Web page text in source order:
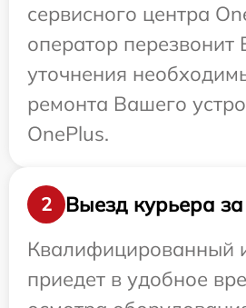
сервисного центра
оператор перезвонит
уточнения
ремонта Вашего
OnePlus.
2
Выезд курьера
Квалифицированный
приедет в удобное